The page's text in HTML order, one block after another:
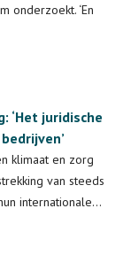
onderzoekt. ‘En
‘Het juridische
klimaat en zorg
van steeds
internationale…